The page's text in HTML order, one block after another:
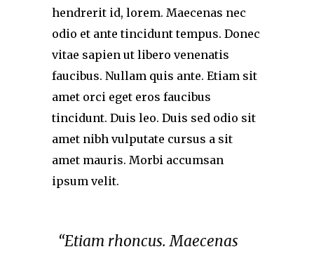
hendrerit id, lorem. Maecenas nec
odio et ante tincidunt tempus. Donec
vitae sapien ut libero venenatis
faucibus. Nullam quis ante. Etiam sit
amet orci eget eros faucibus
tincidunt. Duis leo. Duis sed odio sit
amet nibh vulputate cursus a sit
amet mauris. Morbi accumsan
ipsum velit.
“Etiam rhoncus. Maecenas